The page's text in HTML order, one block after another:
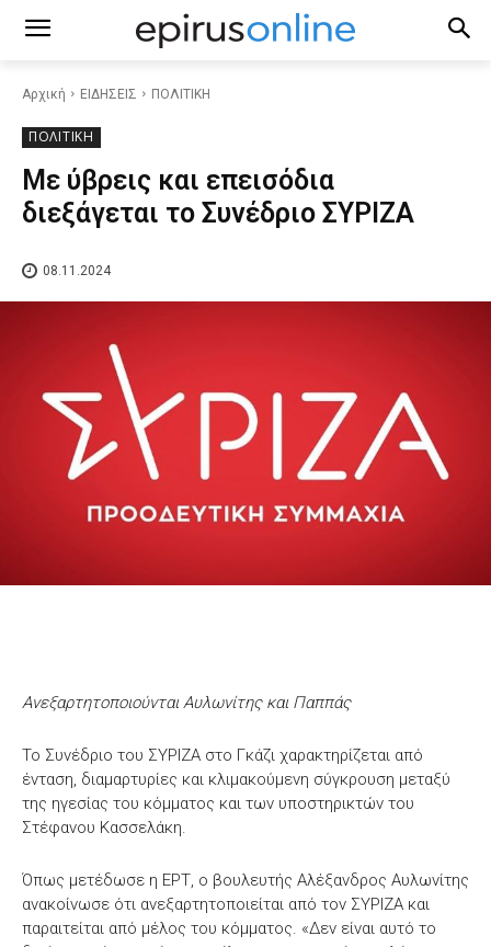
Αρχική ΕΙΔΗΣΕΙΣ ΠΟΛΙΤΙΚΗ
ΠΟΛΙΤΙΚΗ
Με ύβρεις και επεισόδια
διεξάγεται το Συνέδριο ΣΥΡΙΖΑ
08.11.2024
Ανεξαρτητοποιούνται Αυλωνίτης και Παππάς
Το Συνέδριο του ΣΥΡΙΖΑ στο Γκάζι χαρακτηρίζεται από
ένταση, διαμαρτυρίες και κλιμακούμενη σύγκρουση μεταξύ
της ηγεσίας του κόμματος και των υποστηρικτών του
Στέφανου Κασσελάκη.
Όπως μετέδωσε η ΕΡΤ, ο βουλευτής Αλέξανδρος Αυλωνίτης
ανακοίνωσε ότι ανεξαρτητοποιείται από τον ΣΥΡΙΖΑ και
παραιτείται από μέλος του κόμματος. «Δεν είναι αυτό το